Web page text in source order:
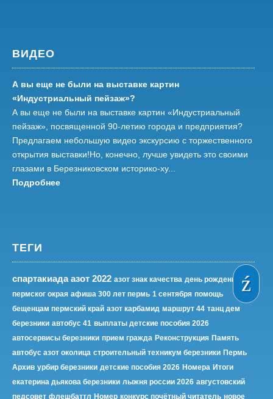
ВИДЕО
А вы еще не были на выставке картин
«Индустриальный пейзаж»?
А вы еще не были на выставке картин «Индустриальный
пейзаж», посвященной 90-летию города и предприятия?
Предлагаем небольшую видео экскурсию с торжественного
открытия выставки!Но, конечно, лучше увидеть это своими
глазами в Березниковском историко-ху...
Подробнее
ТЕГИ
спартакиада азот 2022 азот знак качества день рождения
пермског окрая афиша 300 лет пермь 1 сентября помощь
бещенцам пермский край азот карбамид маршрут 44 танц дем
березники автобус 41 выплаты детские пособия 2026
автосервисы березники прием гражда Реконструкция Память
автобус азот околица строительный техникум березники Пермь
Архив урбир березники детские пособия 2026 Номера Итоги
екатерина дьякова березники лыжня россии 2026 августовский
педсовет флешбаттл Номер конкурс почётный читатель новое